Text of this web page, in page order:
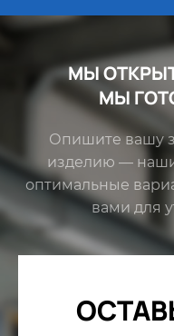
МЫ
МЫ
Опишите вашу
изделию —
оптимальные
вами для